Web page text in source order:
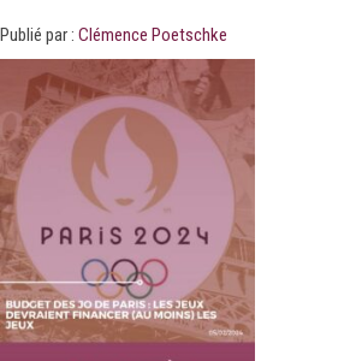
Publié par : Clémence Poetschke